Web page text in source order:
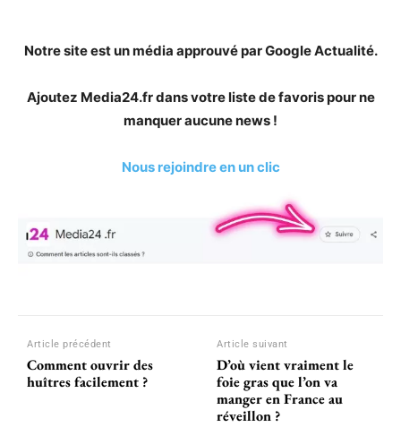
Notre site est un média approuvé par Google Actualité.
Ajoutez Media24.fr dans votre liste de favoris pour ne
manquer aucune news !
Nous rejoindre en un clic
Article précédent
Comment ouvrir des
huîtres facilement ?
Article suivant
D’où vient vraiment le
foie gras que l’on va
manger en France au
réveillon ?